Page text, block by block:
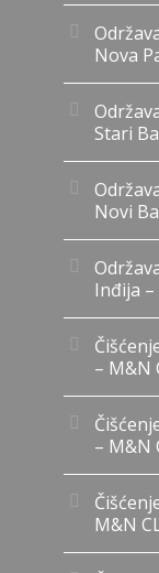
Nova
Stari
Novi
Inđija –
– M&N
– M&N
M&N